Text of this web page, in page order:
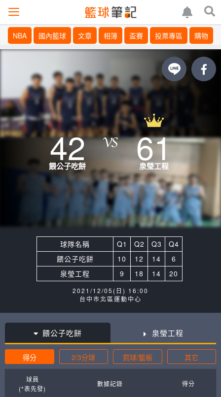
NBA 國內籃球 文章 相簿 盃賽 投票專區 購物
42
餵公子吃餅 61
泉瑩工程
球隊名稱 Q1 Q2 Q3
Q4
餵公子吃餅
10 12 14
6
泉瑩工程
9 18 14 20
2021/12/05(日) 16:00
台中市北區運動中心
餵公子吃餅 泉瑩工程
得分 2/3分球 罰球/籃板 其它
球員
(*表先發)
數據記錄 得分